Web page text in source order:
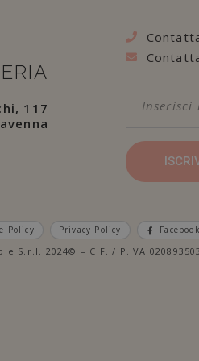
117
Policy Privacy Policy Facebook
S.r.l. 2024© – C.F. / P.IVA